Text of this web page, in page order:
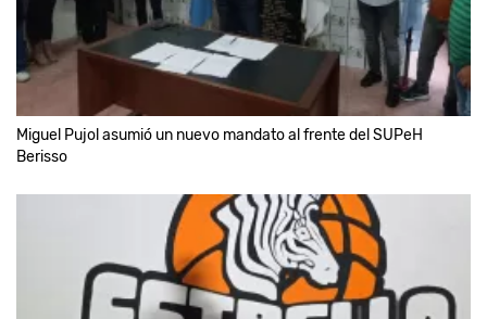
Miguel Pujol asumió un nuevo mandato al frente del SUPeH
Berisso